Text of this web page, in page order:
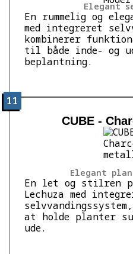
Elegant
En rummelig og
med integreret
kombinerer
til både inde- og
beplantning.
11
Elegant
CUBE -
En let og stilren
Lechuza med
at holde planter
ude.